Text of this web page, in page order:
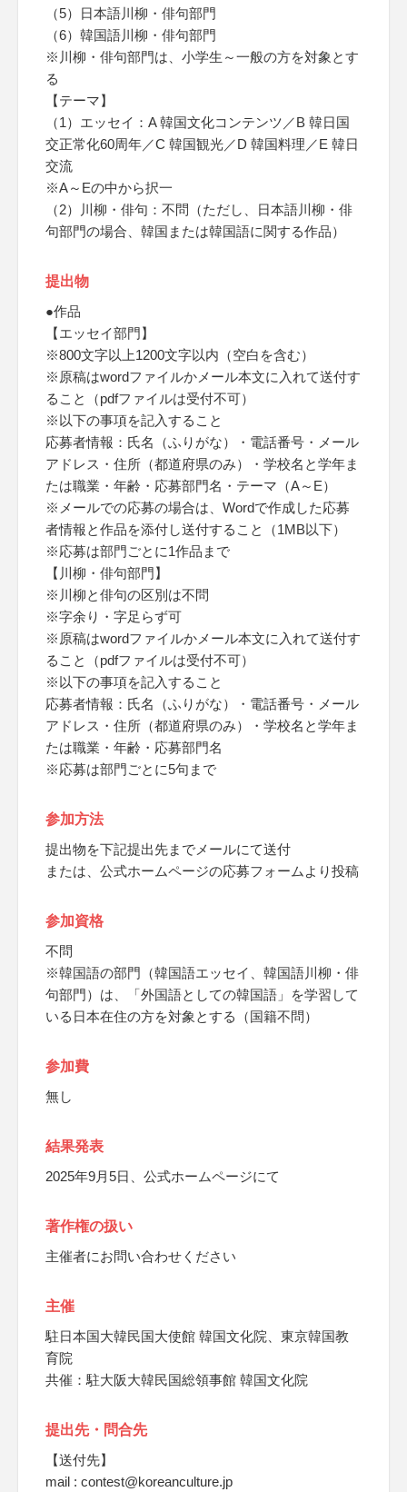
（5）日本語川柳・俳句部門
（6）韓国語川柳・俳句部門
※川柳・俳句部門は、小学生～一般の方を対象とす
る
【テーマ】
（1）エッセイ：A 韓国文化コンテンツ／B 韓日国
交正常化60周年／C 韓国観光／D 韓国料理／E 韓日
交流
※A～Eの中から択一
（2）川柳・俳句：不問（ただし、日本語川柳・俳
句部門の場合、韓国または韓国語に関する作品）
提出物
●作品
【エッセイ部門】
※800文字以上1200文字以内（空白を含む）
※原稿はwordファイルかメール本文に入れて送付す
ること（pdfファイルは受付不可）
※以下の事項を記入すること
応募者情報：氏名（ふりがな）・電話番号・メール
アドレス・住所（都道府県のみ）・学校名と学年ま
たは職業・年齢・応募部門名・テーマ（A～E）
※メールでの応募の場合は、Wordで作成した応募
者情報と作品を添付し送付すること（1MB以下）
※応募は部門ごとに1作品まで
【川柳・俳句部門】
※川柳と俳句の区別は不問
※字余り・字足らず可
※原稿はwordファイルかメール本文に入れて送付す
ること（pdfファイルは受付不可）
※以下の事項を記入すること
応募者情報：氏名（ふりがな）・電話番号・メール
アドレス・住所（都道府県のみ）・学校名と学年ま
たは職業・年齢・応募部門名
※応募は部門ごとに5句まで
参加方法
提出物を下記提出先までメールにて送付
または、公式ホームページの応募フォームより投稿
参加資格
不問
※韓国語の部門（韓国語エッセイ、韓国語川柳・俳
句部門）は、「外国語としての韓国語」を学習して
いる日本在住の方を対象とする（国籍不問）
参加費
無し
結果発表
2025年9月5日、公式ホームページにて
著作権の扱い
主催者にお問い合わせください
主催
駐日本国大韓民国大使館 韓国文化院、東京韓国教
育院
共催：駐大阪大韓民国総領事館 韓国文化院
提出先・問合先
【送付先】
mail : contest@koreanculture.jp